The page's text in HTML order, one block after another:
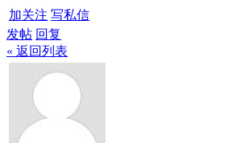
加关注 写私信
发帖 回复
« 返回列表